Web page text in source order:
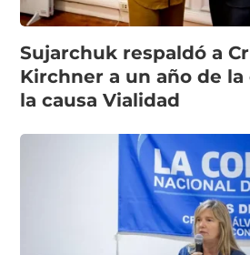
Sujarchuk respaldó a
Kirchner a un año de
la causa Vialidad